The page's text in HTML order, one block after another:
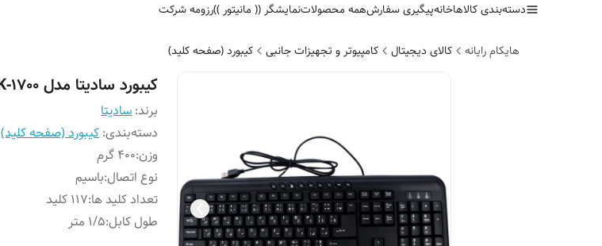
دسته‌بندی کالاهاخانهپیگیری سفارشهمه محصولاتنمایشگر (( مانیتور ))رزومه شرکت
هایکام رایانه کالای دیجیتال کامپیوتر و تجهیزات جانبی کیبورد (صفحه کلید)
کیبورد سادیتا مدل SK-1700
برند:سادیتا
دسته‌بندی:کیبورد (صفحه کلید)
وزن:400 گرم
نوع اتصال:باسیم
تعداد کلید ها:117 کلید
طول کابل:1/5 متر